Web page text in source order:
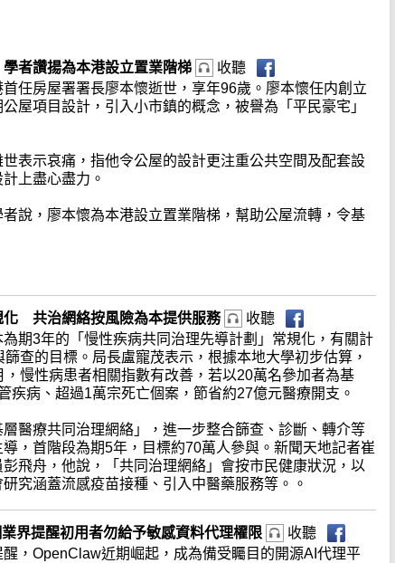
者讚揚為本港設立置業階梯
收聽
任房屋署署長廖本懷逝世，享年96歲。廖本懷任内創立
屋項目設計，引入小市鎮的概念，被譽為「平民豪宅」
表示哀痛，指他令公屋的設計更注重公共空間及配套設
上盡心盡力。
說，廖本懷為本港設立置業階梯，幫助公屋流轉，令基
化 共治網絡按風險為本提供服務
收聽
期3年的「慢性疾病共同治理先導計劃」常規化，有關計
查的目標。局長盧寵茂表示，根據本地大學初步估算，
慢性病患者相關指數有改善，若以20萬名參加者為基
疾病、超過1萬宗死亡個案，節省約27億元醫療開支。
醫療共同治理網絡」，進一步整合篩查、診斷、轉介等
，首階段為期5年，目標約70萬人參與。新聞天地記者崔
飛舟，他說，「共同治理網絡」會按市民健康狀況，以
究涵蓋流感疫苗接種、引入中醫藥服務等。。
界提醒初用者勿給予敏感資料代理櫂限
收聽
，OpenClaw近期崛起，成為備受矚目的開源AI代理平